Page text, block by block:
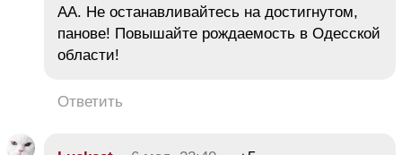
АА. Не останавливайтесь на достигнутом,
панове! Повышайте рождаемость в Одесской
области!
Ответить